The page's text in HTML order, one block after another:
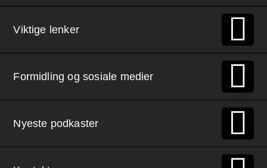
Viktige lenker
Formidling og sosiale medier
Nyeste podkaster